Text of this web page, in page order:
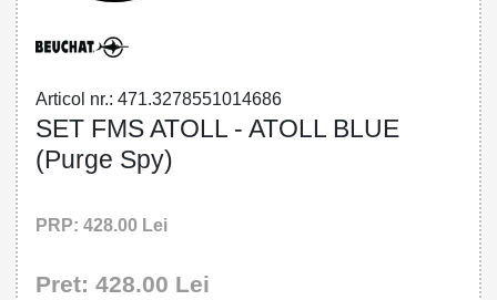
Articol nr.: 471.3278551014686
SET FMS ATOLL - ATOLL BLUE
(Purge Spy)
PRP: 428.00 Lei
Pret: 428.00 Lei